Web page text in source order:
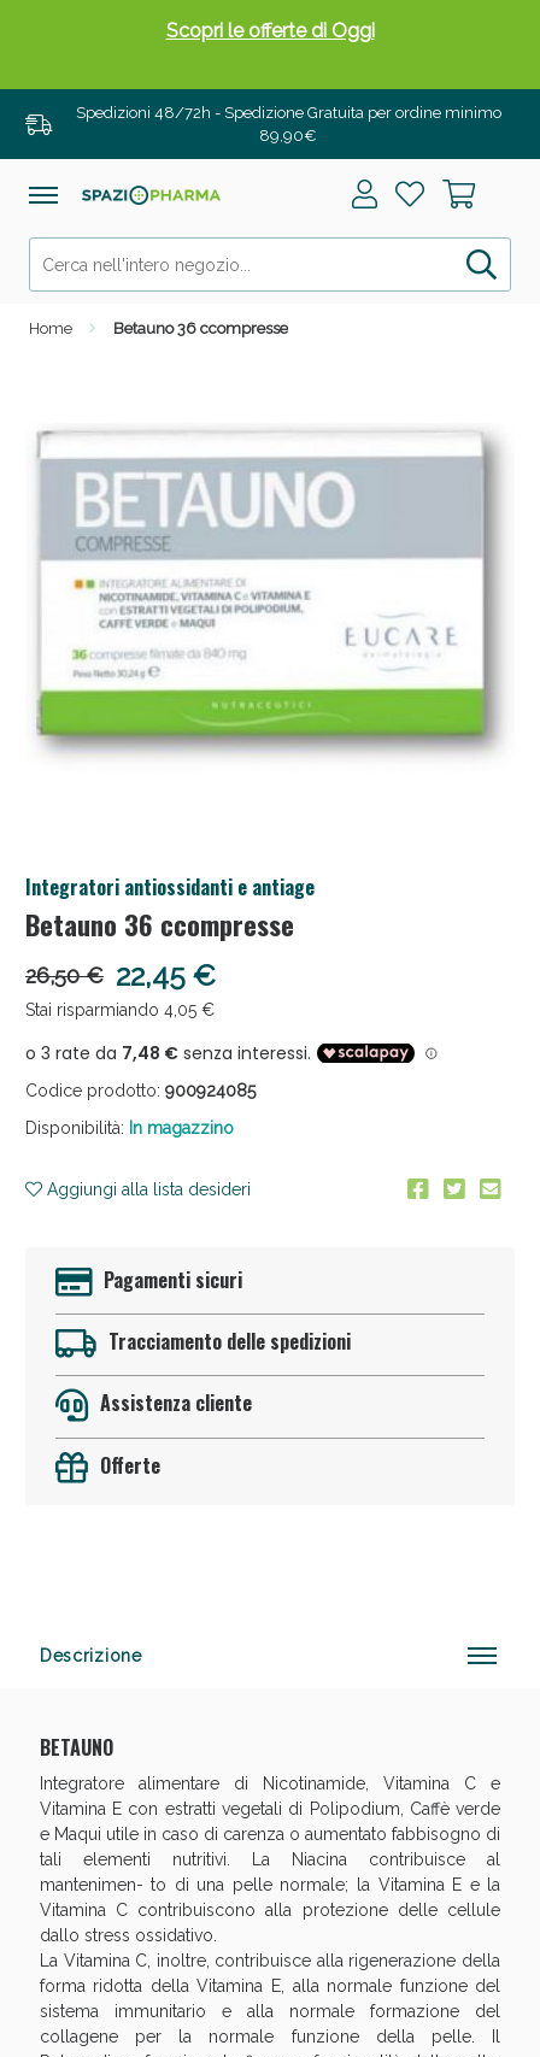
Spedizioni 48/72h - Spedizione Gratuita per ordine minimo
89,90€
Home Betauno 36 ccompresse
Integratori antiossidanti e antiage
Betauno 36 ccompresse
26,50 € 22,45 €
Stai risparmiando 4,05 €
Codice prodotto: 900924085
Disponibilità: In magazzino
Aggiungi alla lista desideri
Pagamenti sicuri
Tracciamento delle spedizioni
Assistenza cliente
Offerte
Descrizione
BETAUNO
Integratore alimentare di Nicotinamide, Vitamina C e
Vitamina E con estratti vegetali di Polipodium, Caffè verde
e Maqui utile in caso di carenza o aumentato fabbisogno di
tali elementi nutritivi. La Niacina contribuisce al
mantenimen- to di una pelle normale; la Vitamina E e la
Vitamina C contribuiscono alla protezione delle cellule
dallo stress ossidativo.
La Vitamina C, inoltre, contribuisce alla rigenerazione della
forma ridotta della Vitamina E, alla normale funzione del
sistema immunitario e alla normale formazione del
collagene per la normale funzione della pelle. Il
Drenanti e Pancia Piatta: Sconti fino al 55% validi
solo per OGGI!
Salini e Multivitaminici: oggi Sconto extra fino al
Anticellulite e Fanghi: Sconto fino al 40% valido
oggi!
Anticellulite e Fanghi: Sconto fino al 40% valido
Sconto fino al 55% disponibile oggi!